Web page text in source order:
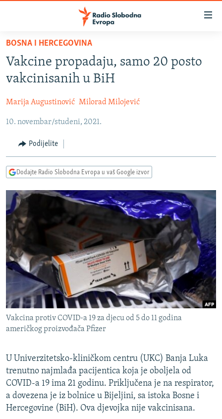
Pređite
glavni
sadržaj
na
navigaciju
Pređite
pretragu
VIJESTI
BOSNA I HERCEGOVINA
KOSOVO
CRNA GORA
VIZUELNO
FOTOGALERIJE
INFOGRAFIKE
PODCASTI
RAT U UKRAJINI
KINA NA BALKANU
RSE PRIČE IZ SVIJETA
ISPRIČAJ MI
DNEVNO@RSE
SPECIJALI RSE
VIŠE OD NASLOVA
GENOCID U SREBRENICI
POPLAVE I KLIZIŠTA U BIH 2024.
POST SCRIPTUM
MOJA EVROPA
TRI DECENIJE OD RATA U BIH
SVE KARTE DEJTONA
PRATITE NAS
BOSNA I HERCEGOVINA
Vakcine propadaju, samo 20 posto
vakcinisanih u BiH
Marija Augustinović Milorad Milojević
10. novembar/studeni, 2021.
Podijelite
Dodajte Radio Slobodna Evropa u vaš Google izvor
Vakcina protiv COVID-a 19 za djecu od 5 do 11 godina
američkog proizvođača Pfizer
U Univerzitetsko-kliničkom centru (UKC) Banja Luka
trenutno najmlađa pacijentica koja je oboljela od
COVID-a 19 ima 21 godinu. Priključena je na respirator,
a dovezena je iz bolnice u Bijeljini, sa istoka Bosne i
Hercegovine (BiH). Ova djevojka nije vakcinisana.